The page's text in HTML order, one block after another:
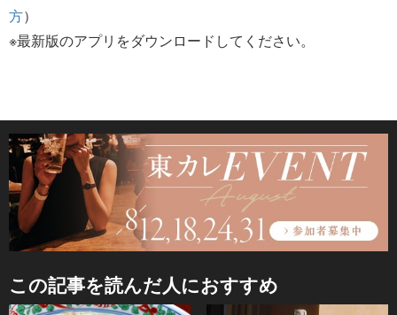
方）
※最新版のアプリをダウンロードしてください。
この記事を読んだ人におすすめ